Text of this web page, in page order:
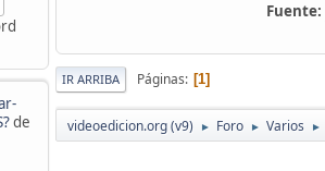
de
Fuente:
IR ARRIBA Páginas 1
videoedicion.org (v9) ► Foro ► Varios ►